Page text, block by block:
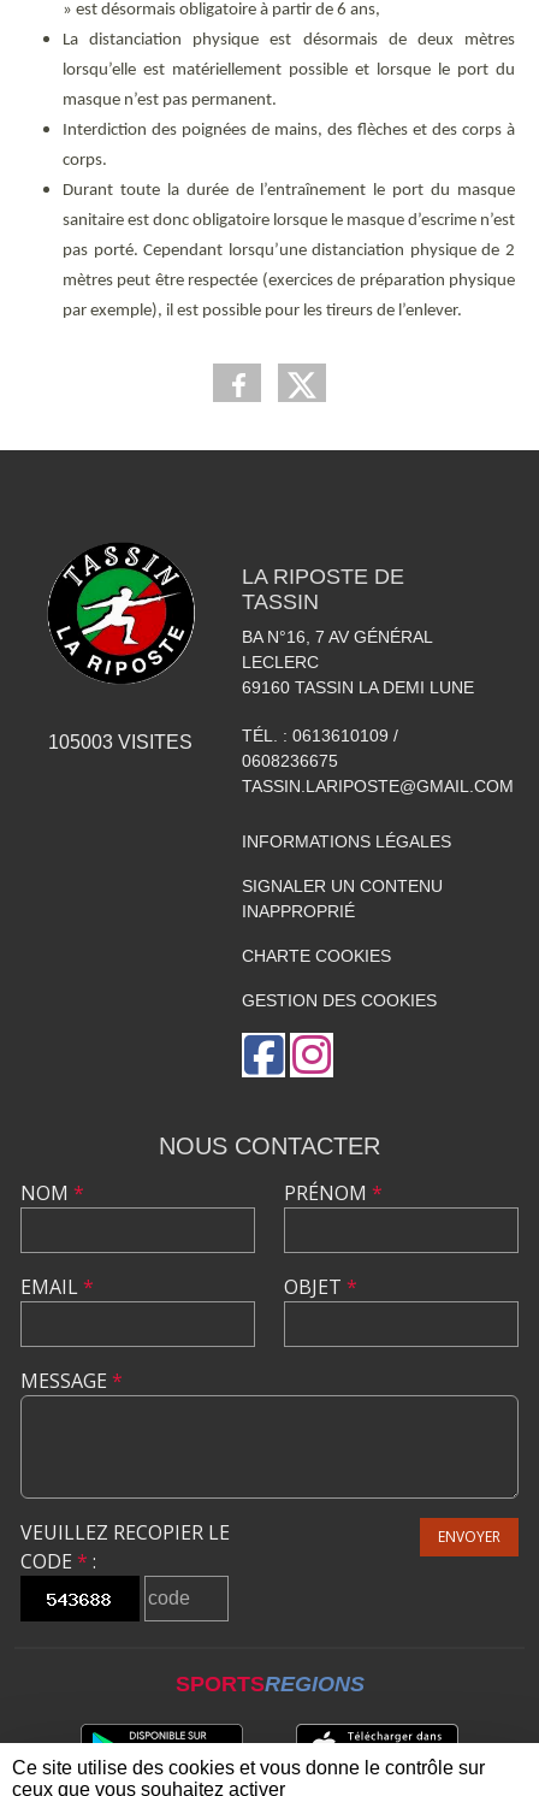
» est désormais obligatoire à partir de 6 ans,
La distanciation physique est désormais de deux mètres
lorsqu’elle est matériellement possible et lorsque le port du
masque n’est pas permanent.
Interdiction des poignées de mains, des flèches et des corps à
corps.
Durant toute la durée de l’entraînement le port du masque
sanitaire est donc obligatoire lorsque le masque d’escrime n’est
pas porté. Cependant lorsqu’une distanciation physique de 2
mètres peut être respectée (exercices de préparation physique
par exemple), il est possible pour les tireurs de l’enlever.
105003 VISITES
LA RIPOSTE DE
TASSIN
BA N°16, 7 AV GÉNÉRAL
LECLERC
69160 TASSIN LA DEMI LUNE
TÉL. : 0613610109 /
0608236675
TASSIN.LARIPOSTE@GMAIL.COM
INFORMATIONS LÉGALES
SIGNALER UN CONTENU
INAPPROPRIÉ
CHARTE COOKIES
GESTION DES COOKIES
NOUS CONTACTER
NOM *
EMAIL*
PRÉNOM *
OBJET *
MESSAGE *
VEUILLEZ RECOPIER LE
CODE * :
ENVOYER
SPORTSREGIONS
Ce site utilise des cookies et vous donne le contrôle sur
ceux que vous souhaitez activer